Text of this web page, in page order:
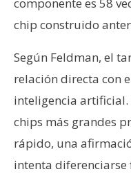
chip construido
Según Feldman, el
relación directa con
inteligencia artificial.
chips más grandes
rápido, una
intenta